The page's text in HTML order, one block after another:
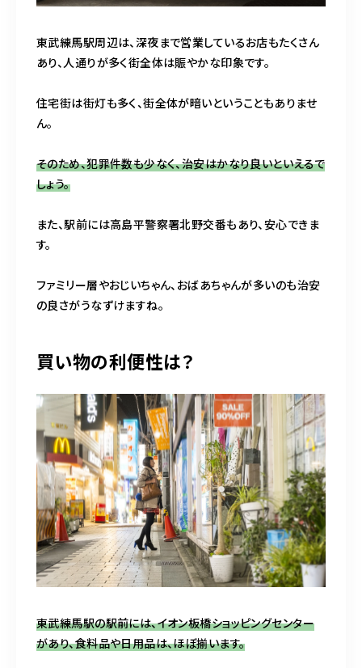
東武練馬駅周辺は、深夜まで営業しているお店もたくさん
あり、人通りが多く街全体は賑やかな印象です。
住宅街は街灯も多く、街全体が暗いということもありませ
ん。
そのため、犯罪件数も少なく、治安はかなり良いといえるで
しょう。
また、駅前には高島平警察署北野交番もあり、安心できま
す。
ファミリー層やおじいちゃん、おばあちゃんが多いのも治安
の良さがうなずけますね。
買い物の利便性は？
東武練馬駅の駅前には、イオン板橋ショッピングセンター
があり、食料品や日用品は、ほぼ揃います。